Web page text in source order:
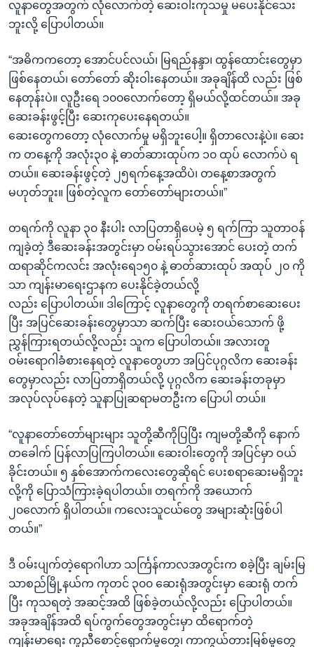
နေရာ
ကျော်
ရန်
လူနာတွေအတွက် လုံလောက်တဲ့ ဆေးဝါးကုသမှု မပေးနိုင်သေး
ဘူးလို့ ပြောပါတယ်။
“အဓိကကတော့ အောင်ပင်လယ်၊ မြရည်နန္ဒာ၊ ထွန်ထောင်းတွေမှာ
ဖြစ်နေတယ်၊ တော်တော် ဆိုးဝါးနေတယ်။ အခုချိန်ထိ လည်း ဖြစ်
နေတုန်းပဲ။ လူဦးရေ ၁၀၀လောက်တော့ ရှိမယ်လို့ထင်တယ်။ အခု
ဆေးခန်းဖွင့်ပြီး ဆေးကုပေးနေရတယ်။
ဆေးတွေကတော့ လုံလောက်မှု မရှိဘူးပေါ့။ ရှိတာလေးနဲ့ပဲ။ ဆေး
က တနေ့ကို အလုံး၃၀ နဲ့ ဓာတ်ဆားထုပ်က ၁၀ ထုပ် လောက်ပဲ ရ
တယ်။ ဆေးခန်းဖွင့်တဲ့ ၂၅ရက်နေ့အထိပဲ၊ တနေ့စာအတွက်
မဟုတ်ဘူး။ ဖြစ်တဲ့လူက တော်တော်များတယ်။”
တရက်ကို လူနာ ၃၀ နီးပါး လာပြတာရှိပေမဲ့ ၅ ရက်ကြာ သူတာဝန်
ကျခဲ့တဲ့ ဒီဆေးခန်းအတွင်းမှာ ဝမ်းရပ်သွားအောင် ပေးတဲ့ တက်
ထရာဆိုင်ကလင်း အလုံးရေ၁၅၀ နဲ့ ဓာတ်ဆားထုပ် အထုပ် ၂၀ ကို
သာ ကျန်းမာရေးဌာနက ပေးနိုင်ခဲ့တယ်လို့
လည်း ပြောပါတယ်။ ဒါကြောင့် လူနာတွေကို တရက်စာဆေးပေး
ပြီး အပြင်ဆေးခန်းတွေမှာသာ ဆက်ပြီး ဆေးဝယ်သောက် ဖို့
ညွှန်ကြားရတယ်လို့လည်း သူက ပြောပါတယ်။ အလားတူ
ဝမ်းရောဂါခံစားနေရတဲ့ လူနာတွေဟာ အပြင်ပုဂ္ဂလိက ဆေးခန်း
တွေမှာလည်း လာပြတာရှိတယ်လို့ ပုဂ္ဂလိက ဆေးခန်းတခုမှာ
အလုပ်လုပ်နေတဲ့ သူနာပြုဆရာမတဦးက ပြောပါ တယ်။
“လူနာတော်တော်များများ သူတို့ဆီကိုပြပြီး ကျမတို့ဆီကို နောက်
တခေါက် ပြန်လာပြကြပါတယ်။ ဆေးဝါးတွေကို အပြင်မှာ ဝယ်
ခိုင်းတယ်။ ၅ နှစ်အောက်ကလေးတွေဆိုရင် ပေးစရာဆေးမရှိဘူး
လို့ကို ပြောသံကြားခဲ့ရပါတယ်။ တရက်ကို အယောက်
၂၀လောက် ရှိပါတယ်။ ကလေးသူငယ်တွေ အများဆုံးဖြစ်ပါ
တယ်။”
ဒီ ဝမ်းပျက်တဲ့ရောဂါဟာ သင်္ကြန်ကာလအတွင်းက စခဲ့ပြီး ချမ်းမြ
သာစည်မြို့နယ်က ကုတင် ၃၀၀ ဆေးရုံအတွင်းမှာ ဆေးရုံ တက်
ပြီး ကုသရတဲ့ အဆင့်အထိ ဖြစ်ခဲ့တယ်လို့လည်း ပြောပါတယ်။
အခုအချိန်အထိ ရပ်ကွက်တွေအတွင်းမှာ ထိရောက်တဲ့
ကျန်းမာရေး ကူညီစောင့်ရှောက်မှုတွေ၊ ကာကွယ်တားမြစ်မှုတွေ